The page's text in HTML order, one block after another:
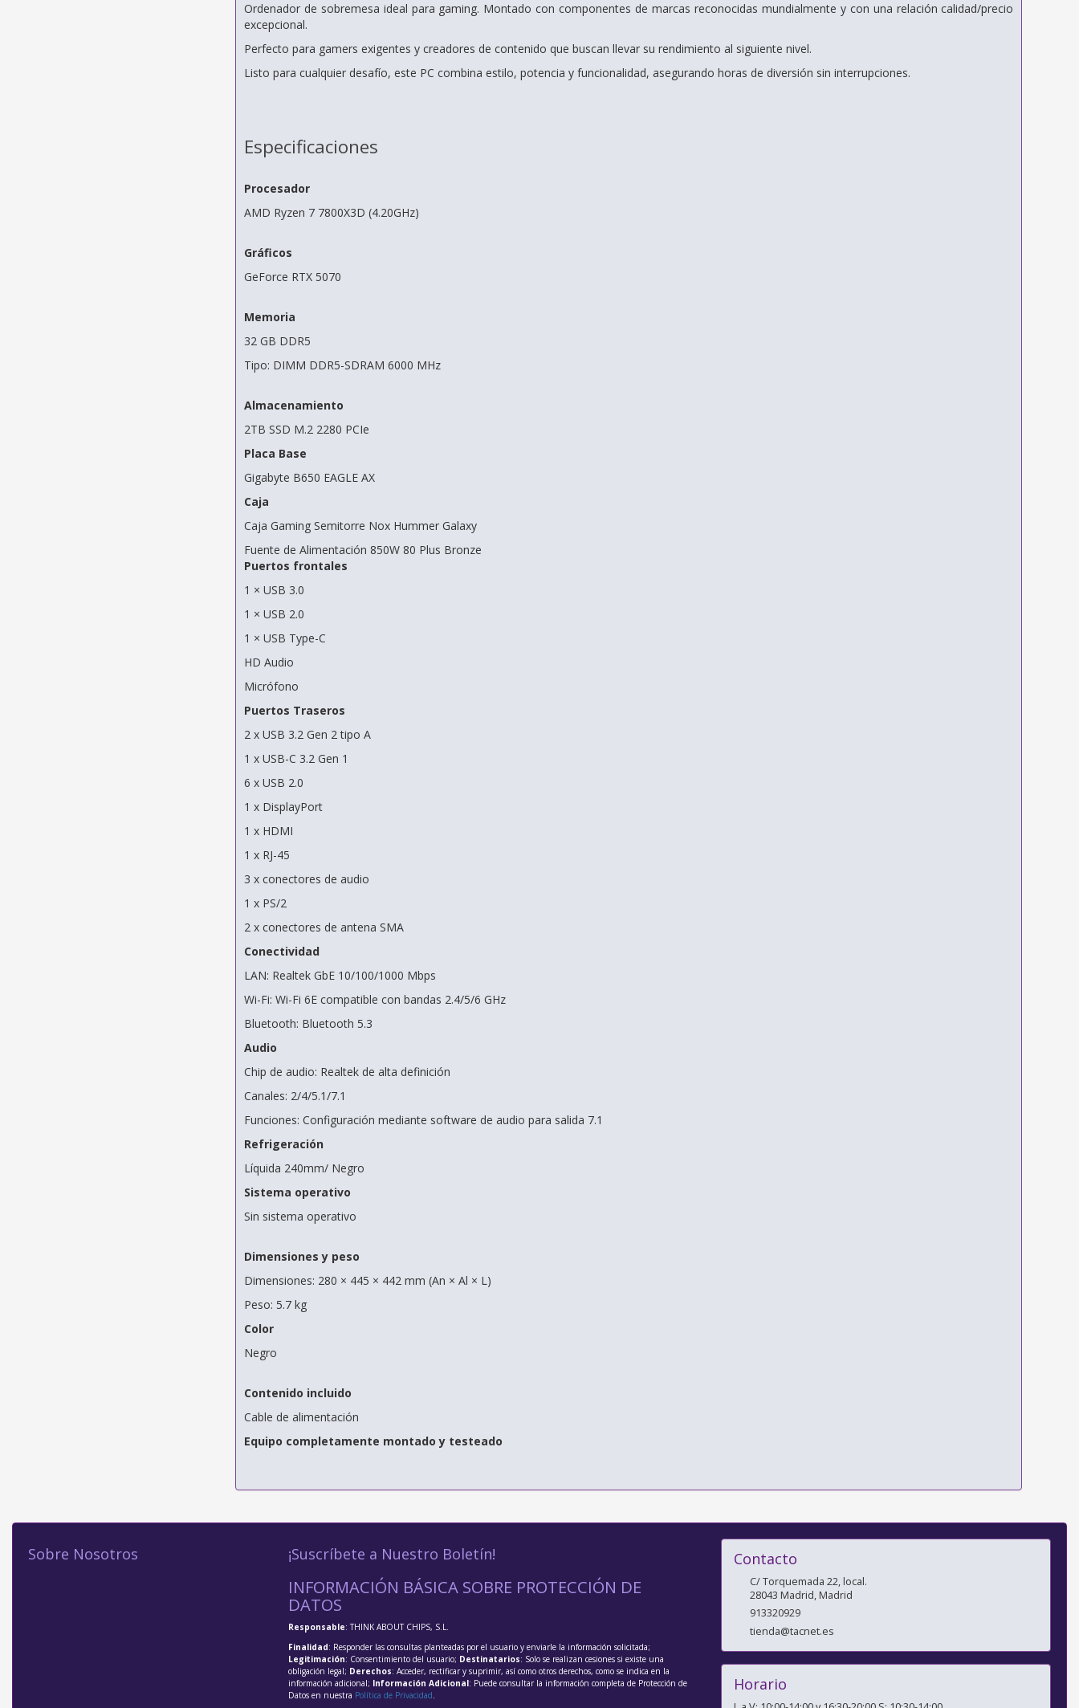
Ordenador de sobremesa ideal para gaming. Montado con componentes de marcas reconocidas mundialmente y con una relación calidad/precio
excepcional.
Perfecto para gamers exigentes y creadores de contenido que buscan llevar su rendimiento al siguiente nivel.
Listo para cualquier desafío, este PC combina estilo, potencia y funcionalidad, asegurando horas de diversión sin interrupciones.
Especificaciones
Procesador
AMD Ryzen 7 7800X3D (4.20GHz)
Gráficos
GeForce RTX 5070
Memoria
32 GB DDR5
Tipo: DIMM DDR5-SDRAM 6000 MHz
Almacenamiento
2TB SSD M.2 2280 PCIe
Placa Base
Gigabyte B650 EAGLE AX
Caja
Caja Gaming Semitorre Nox Hummer Galaxy
Fuente de Alimentación 850W 80 Plus Bronze
Puertos frontales
1 × USB 3.0
1 × USB 2.0
1 × USB Type-C
HD Audio
Micrófono
Puertos Traseros
2 x USB 3.2 Gen 2 tipo A
1 x USB-C 3.2 Gen 1
6 x USB 2.0
1 x DisplayPort
1 x HDMI
1 x RJ-45
3 x conectores de audio
1 x PS/2
2 x conectores de antena SMA
Conectividad
LAN: Realtek GbE 10/100/1000 Mbps
Wi-Fi: Wi-Fi 6E compatible con bandas 2.4/5/6 GHz
Bluetooth: Bluetooth 5.3
Audio
Chip de audio: Realtek de alta definición
Canales: 2/4/5.1/7.1
Funciones: Configuración mediante software de audio para salida 7.1
Refrigeración
Líquida 240mm/ Negro
Sistema operativo
Sin sistema operativo
Dimensiones y peso
Dimensiones: 280 × 445 × 442 mm (An × Al × L)
Peso: 5.7 kg
Color
Negro
Contenido incluido
Cable de alimentación
Equipo completamente montado y testeado
Sobre Nosotros ¡Suscríbete a Nuestro Boletín!
INFORMACIÓN BÁSICA SOBRE PROTECCIÓN DE
DATOS
Responsable: THINK ABOUT CHIPS, S.L.
Finalidad: Responder las consultas planteadas por el usuario y enviarle la información solicitada;
Legitimación: Consentimiento del usuario; Destinatarios: Solo se realizan cesiones si existe una
obligación legal; Derechos: Acceder, rectificar y suprimir, así como otros derechos, como se indica en la
información adicional; Información Adicional: Puede consultar la información completa de Protección de
Datos en nuestra Política de Privacidad.
Contacto
C/ Torquemada 22, local.
28043 Madrid,Madrid
913320929
tienda@tacnet.es
Horario